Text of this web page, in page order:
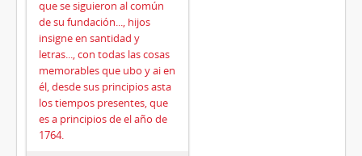
que se siguieron al común
de su fundación..., hijos
insigne en santidad y
letras..., con todas las cosas
memorables que ubo y ai en
él, desde sus principios asta
los tiempos presentes, que
es a principios de el año de
1764.